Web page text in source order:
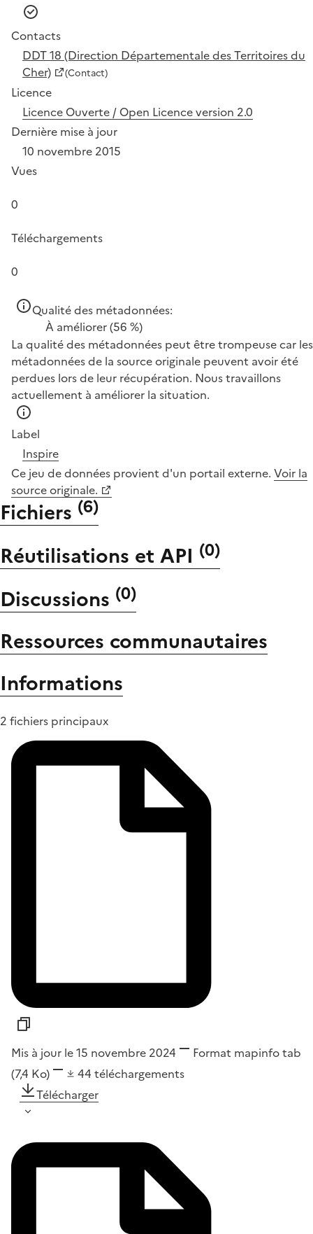
Contacts
DDT 18 (Direction Départementale des Territoires du
Cher)
(Contact)
Licence
Licence Ouverte / Open Licence version 2.0
Dernière mise à jour
10 novembre 2015
Vues
0
Téléchargements
0
Qualité des métadonnées:
À améliorer(56 %)
La qualité des métadonnées peut être trompeuse car les
métadonnées de la source originale peuvent avoir été
perdues lors de leur récupération. Nous travaillons
actuellement à améliorer la situation.
Label
Inspire
Ce jeu de données provient d'un portail externe. Voir la
source originale.
Fichiers (6)
Réutilisations et API (0)
Discussions (0)
Ressources communautaires
Informations
2 fichiers principaux
Mis à jour le 15 novembre 2024 Format mapinfo tab
(7,4 Ko)
44 téléchargements
Télécharger